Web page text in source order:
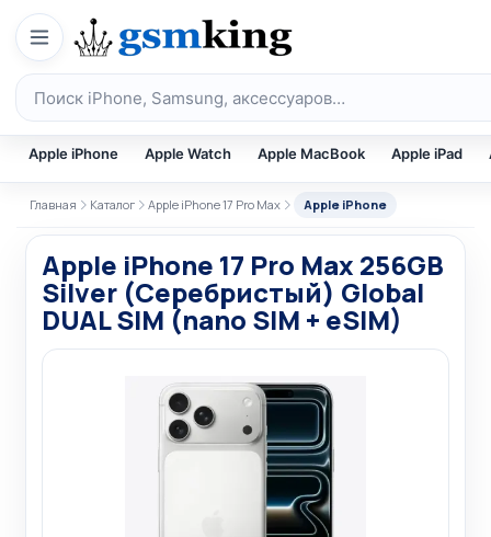
Перейти к содержимому
Поиск по каталогу
Apple iPhone Apple Watch Apple MacBook Apple iPad
Главная Каталог Apple iPhone 17 Pro Max Apple iPhone
Apple iPhone 17 Pro Max 256GB
Silver (Серебристый) Global
DUAL SIM (nano SIM + eSIM)